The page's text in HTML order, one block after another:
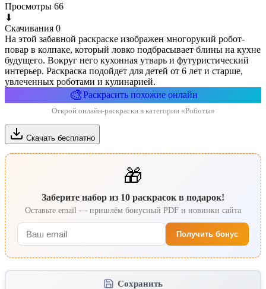
Просмотры 66
⬇
Скачивания 0
На этой забавной раскраске изображен многорукий робот-
повар в колпаке, который ловко подбрасывает блины на кухне
будущего. Вокруг него кухонная утварь и футуристический
интерьер. Раскраска подойдет для детей от 6 лет и старше,
увлеченных роботами и кулинарией.
🎨Раскрасить похожие онлайн
Открой онлайн-раскраски в категории «Роботы»
Скачать бесплатно
🎁
Заберите набор из 10 раскрасок в подарок!
Оставьте email — пришлём бонусный PDF и новинки сайта
Получить бонус
Сохранить